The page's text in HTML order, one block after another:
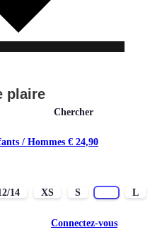
Chercher
Connectez-vous
plaire
/ Hommes € 24,90
14 XS S
L